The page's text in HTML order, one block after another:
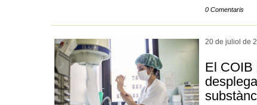
0 Comentaris
20 de juliol de
El COIB